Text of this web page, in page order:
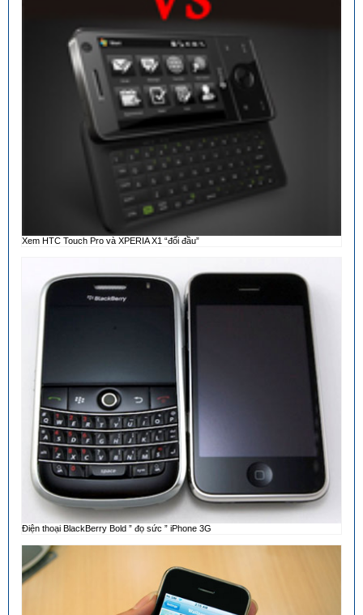
Xem HTC Touch Pro và XPERIA X1 “đối đầu”
Điện thoại BlackBerry Bold ” đọ sức ” iPhone 3G